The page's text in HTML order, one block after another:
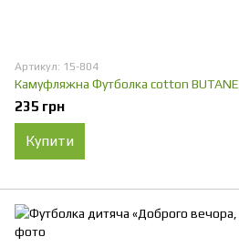
Артикул: 15-804
Камуфляжна Футболка cotton BUTANE
235 грн
Купити